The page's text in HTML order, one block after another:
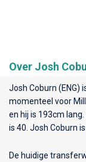
Over Josh
Josh Coburn (ENG)
momenteel voor
en hij is 193cm
is 40. Josh Coburn
De huidige